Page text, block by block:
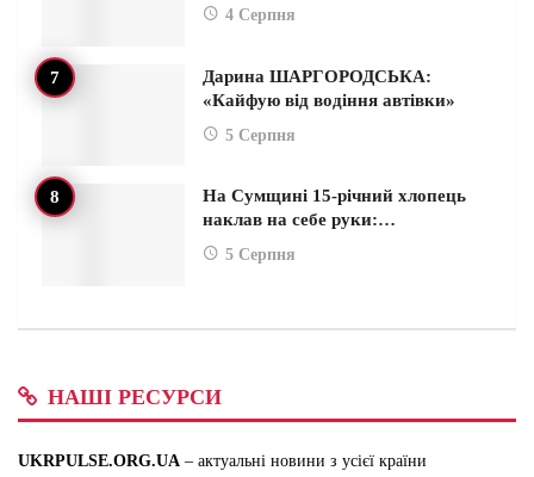
4 Серпня
Дарина ШАРГОРОДСЬКА:
«Кайфую від водіння автівки»
5 Серпня
На Сумщині 15-річний хлопець
наклав на себе руки:…
5 Серпня
НАШІ РЕСУРСИ
UKRPULSE.ORG.UA – актуальні новини з усієї країни